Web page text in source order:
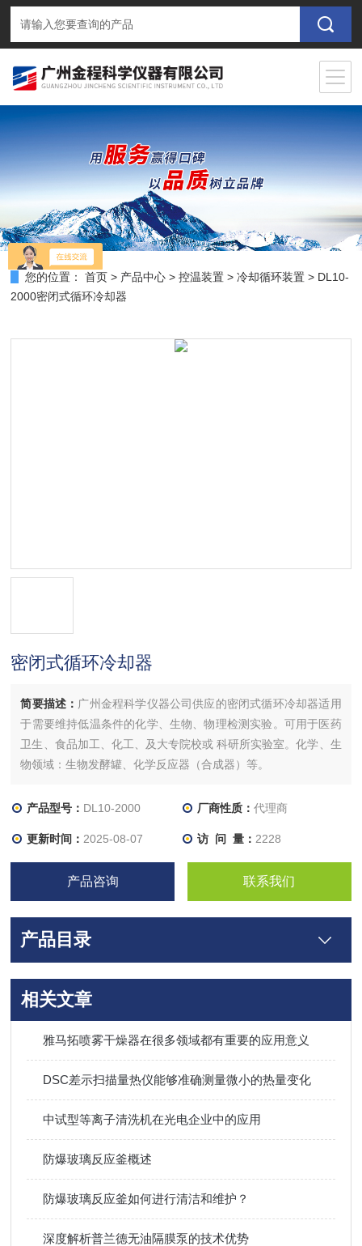
您的位置： 首页 > 产品中心 >控温装置 >冷却循环装置 > DL10-
2000密闭式循环冷却器
密闭式循环冷却器
简要描述： 广州金程科学仪器公司供应的密闭式循环冷却器适用
于需要维持低温条件的化学、生物、物理检测实验。可用于医药
卫生、食品加工、化工、及大专院校或 科研所实验室。化学、生
物领域：生物发酵罐、化学反应器（合成器）等。
产品型号： DL10-2000 厂商性质： 代理商
更新时间： 2025-08-07 访 问 量： 2228
产品咨询 联系我们
产品目录
相关文章
雅马拓喷雾干燥器在很多领域都有重要的应用意义
DSC差示扫描量热仪能够准确测量微小的热量变化
中试型等离子清洗机在光电企业中的应用
防爆玻璃反应釜概述
防爆玻璃反应釜如何进行清洁和维护？
深度解析普兰德无油隔膜泵的技术优势